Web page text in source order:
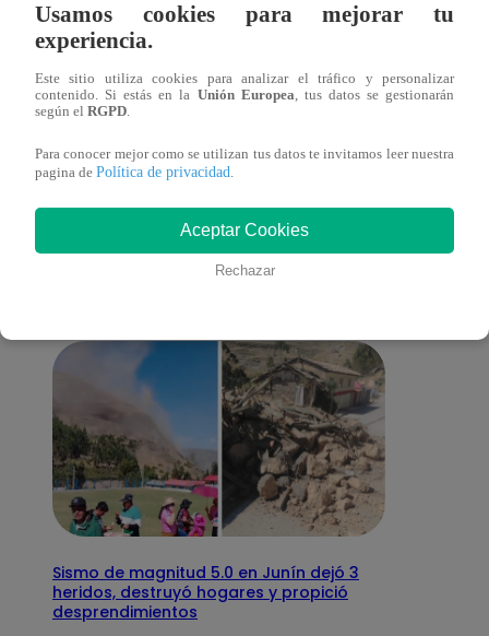
¿Por qué Nelly Rossinelli se volvió viral
antes de Navidad?
Nelly
También te puede
interesar
Sismo de magnitud 5.0 en Junín dejó 3
heridos, destruyó hogares y propició
desprendimientos
Usamos cookies para mejorar tu
experiencia.
Este sitio utiliza cookies para analizar el tráfico y personalizar
contenido. Si estás en la Unión Europea, tus datos se gestionarán
según el RGPD.
Para conocer mejor como se utilizan tus datos te invitamos leer nuestra
pagina de Política de privacidad.
Aceptar Cookies
Rechazar